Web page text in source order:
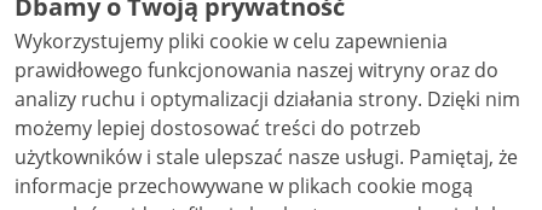
Creative Commons: uznanie autorstwa użycie
niekomercyjne - bez utworów zależnych 4.0 (CC BY-
NC-ND 4.0), o ile nie jest to stwierdzone inaczej.
Dbamy o Twoją prywatność
Wykorzystujemy pliki cookie w celu zapewnienia
prawidłowego funkcjonowania naszej witryny oraz do
analizy ruchu i optymalizacji działania strony. Dzięki nim
możemy lepiej dostosować treści do potrzeb
użytkowników i stale ulepszać nasze usługi. Pamiętaj, że
informacje przechowywane w plikach cookie mogą